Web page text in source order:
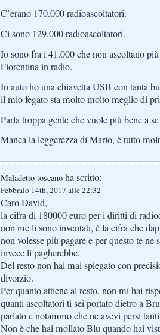
C’erano 170.000 radioascoltatori.
Ci sono 129.000 radioascoltatori.
Io sono fra i 41.000 che non ascoltano
Fiorentina in radio.
In auto ho una chiavetta USB con tanta
il mio fegato sta molto molto meglio di
Parla troppa gente che vuole più bene a
Manca la leggerezza di Mario, è tutto
Maladetto toscano ha scritto:
Febbraio 14th, 2017 alle 22:32
Caro David,
la cifra di 180000 euro per i diritti di
non me li sono inventati, è la cifra che
non volesse più pagare e per questo te ne
invece li pagherebbe.
Del resto non hai mai spiegato con
divorzio.
Per quanto attiene al resto, non mi hai
quanti ascoltatori ti sei portato dietro a
parlato e notammo che ne avevi persi
Non è che hai mollato Blu quando hai